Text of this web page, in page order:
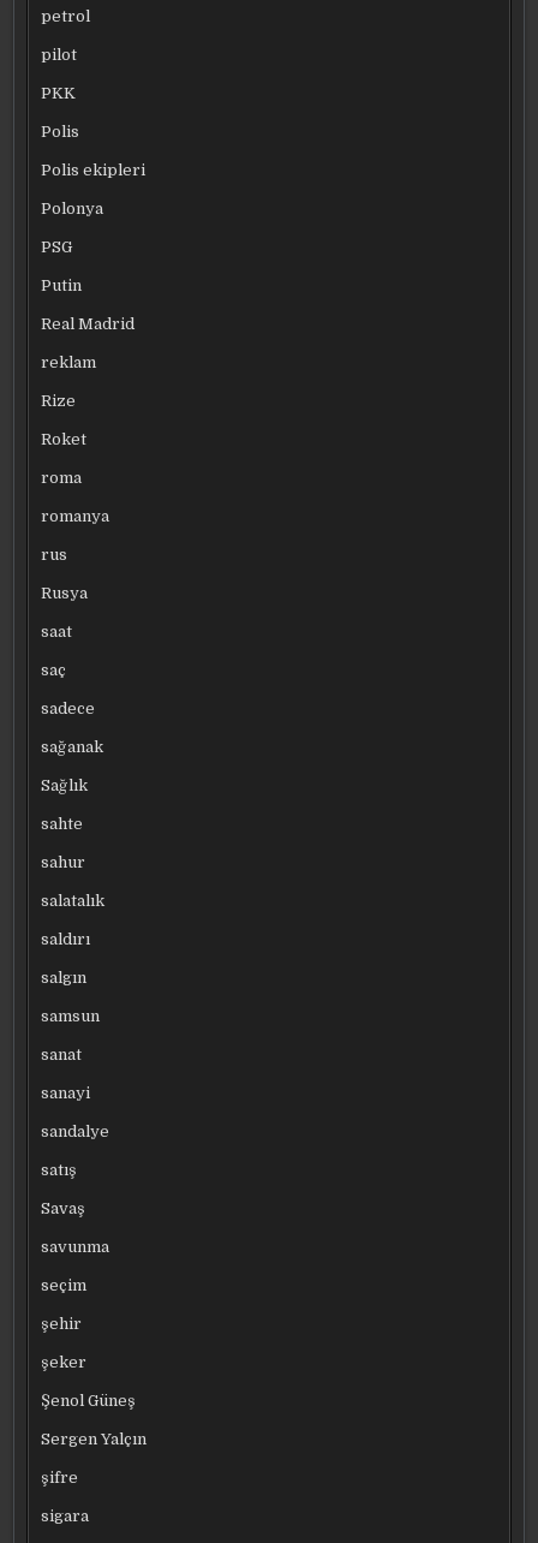
petrol
pilot
PKK
Polis
Polis ekipleri
Polonya
PSG
Putin
Real Madrid
reklam
Rize
Roket
roma
romanya
rus
Rusya
saat
saç
sadece
sağanak
Sağlık
sahte
sahur
salatalık
saldırı
salgın
samsun
sanat
sanayi
sandalye
satış
Savaş
savunma
seçim
şehir
şeker
Şenol Güneş
Sergen Yalçın
şifre
sigara